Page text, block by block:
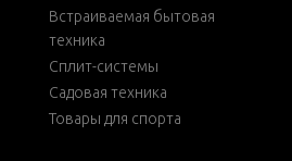
Встраиваемая бытовая
техника
Сплит-системы
Садовая техника
Товары для спорта